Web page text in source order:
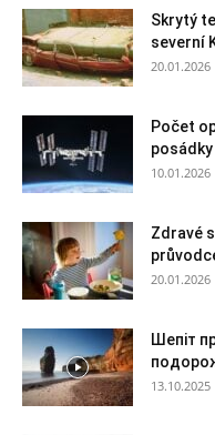
Skrytý
severní
20.01.2026
Počet
10.01.2026
Zdravé
20.01.2026
Шепіт
подорож
13.10.2025